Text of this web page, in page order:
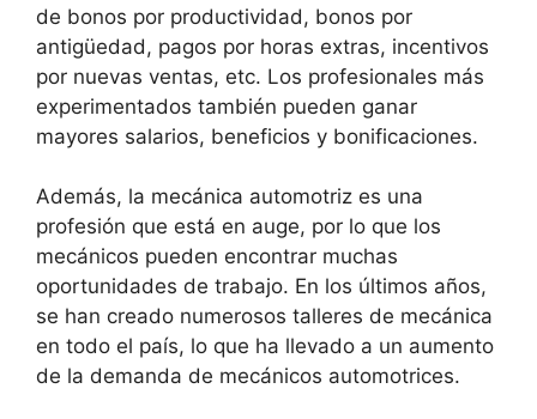
de bonos por productividad, bonos por
antigüedad, pagos por horas extras, incentivos
por nuevas ventas, etc. Los profesionales más
experimentados también pueden ganar
mayores salarios, beneficios y bonificaciones.
Además, la mecánica automotriz es una
profesión que está en auge, por lo que los
mecánicos pueden encontrar muchas
oportunidades de trabajo. En los últimos años,
se han creado numerosos talleres de mecánica
en todo el país, lo que ha llevado a un aumento
de la demanda de mecánicos automotrices.